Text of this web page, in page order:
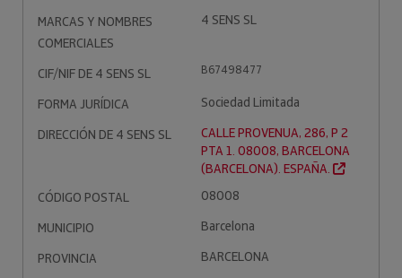
MARCAS Y NOMBRES
COMERCIALES
4 SENS SL
CIF/NIF DE 4 SENS SL B67498477
FORMA JURÍDICA
Sociedad Limitada
DIRECCIÓN DE 4 SENS SL
CALLE PROVENUA, 286, P 2
PTA 1. 08008, BARCELONA
(BARCELONA). ESPAÑA.
CÓDIGO POSTAL
08008
MUNICIPIO
Barcelona
PROVINCIA
BARCELONA